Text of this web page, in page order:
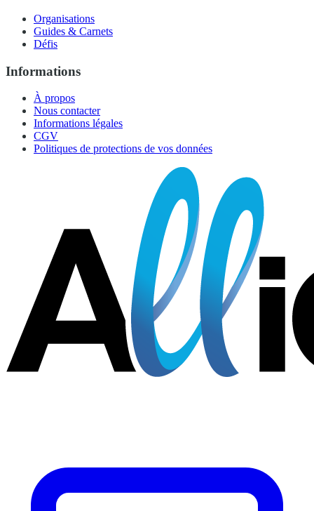
Organisations
Guides & Carnets
Défis
Informations
À propos
Nous contacter
Informations légales
CGV
Politiques de protections de vos données